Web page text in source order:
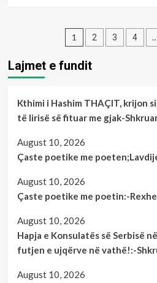
poetike
poeten:-
Natasha
Posts
pagination
1 2 3 4
Lajmet e fundit
Kthimi i Hashim THAÇIT, krijon
të lirisë së fituar me gjak-
August 10, 2026
Çaste poetike me
August 10, 2026
Çaste poetike me poetin:-
August 10, 2026
Hapja e Konsulatës së Serbisë
futjen e ujqërve në vathë!:-
August 10, 2026